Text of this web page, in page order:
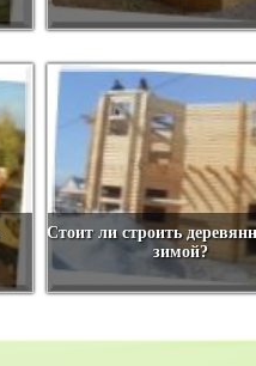
Стоит ли строить
зимой?